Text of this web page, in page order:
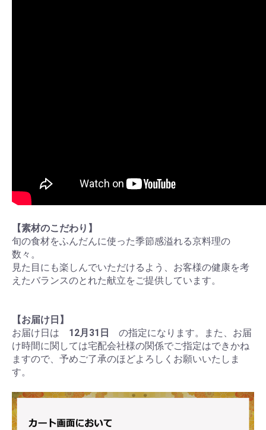
【素材のこだわり】
旬の食材をふんだんに使った季節感溢れる京料理の
数々。
見た目にも楽しんでいただけるよう、お客様の健康を考
えたバランスのとれた献立をご提供しています。
【お届け日】
お届け日は 12月31日
の指定になります。また、お届
け時間に関しては宅配会社様の関係でご指定はできかね
ますので、予めご了承のほどよろしくお願いいたしま
す。